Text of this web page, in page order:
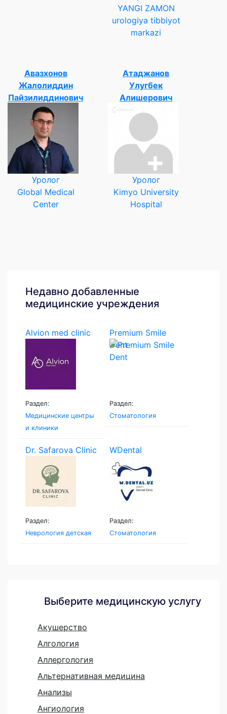
YANGI ZAMON
urologiya tibbiyot
markazi
Авазхонов
Жалолиддин
Пайзилиддинович
Уролог
Global Medical
Center
Атаджанов
Улугбек
Алишерович
Уролог
Kimyo University
Hospital
Недавно добавленные
медицинские учреждения
Alvion med clinic
Раздел:
Медицинские центры
и клиники
Premium Smile
Dent
Раздел:
Стоматология
Dr. Safarova Clinic
Раздел:
Неврология детская
WDental
Раздел:
Стоматология
Выберите медицинскую услугу
Акушерство
Алгология
Аллергология
Альтернативная медицина
Анализы
Ангиология